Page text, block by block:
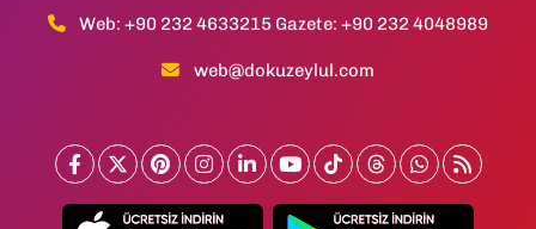
Web: +90 232 4633215 Gazete: +90 232 4048989
web@dokuzeylul.com